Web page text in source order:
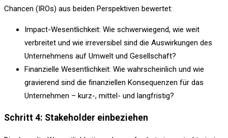
Chancen (IROs) aus beiden Perspektiven bewertet:
Impact-Wesentlichkeit: Wie schwerwiegend, wie weit
verbreitet und wie irreversibel sind die Auswirkungen des
Unternehmens auf Umwelt und Gesellschaft?
Finanzielle Wesentlichkeit: Wie wahrscheinlich und wie
gravierend sind die finanziellen Konsequenzen für das
Unternehmen – kurz-, mittel- und langfristig?
Schritt 4: Stakeholder einbeziehen